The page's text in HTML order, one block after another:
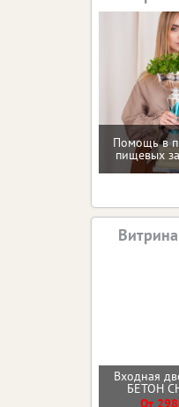
Помощь в
пищевых
Входная
БЕТОН
От